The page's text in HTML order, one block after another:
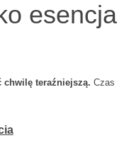
esencja
chwilę teraźniejszą. Czas